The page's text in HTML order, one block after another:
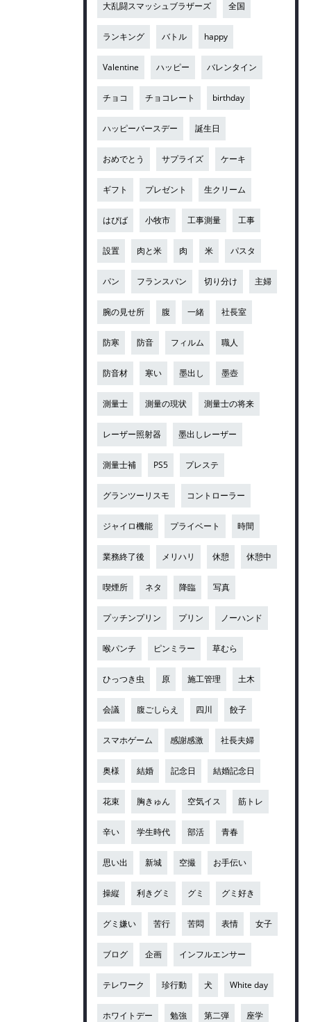
大乱闘スマッシュブラザーズ 全国
ランキング バトル happy
Valentine ハッピー バレンタイン
チョコ チョコレート birthday
ハッピーバースデー 誕生日
おめでとう サプライズ ケーキ
ギフト プレゼント 生クリーム
はぴば 小牧市 工事測量 工事
設置 肉と米 肉 米 パスタ
パン フランスパン 切り分け 主婦
腕の見せ所 腹 一緒 社長室
防寒 防音 フィルム 職人
防音材 寒い 墨出し 墨壺
測量士 測量の現状 測量士の将来
レーザー照射器 墨出しレーザー
測量士補 PS5 プレステ
グランツーリスモ コントローラー
ジャイロ機能 プライベート 時間
業務終了後 メリハリ 休憩 休憩中
喫煙所 ネタ 降臨 写真
プッチンプリン プリン ノーハンド
喉パンチ ピンミラー 草むら
ひっつき虫 原 施工管理 土木
会議 腹ごしらえ 四川 餃子
スマホゲーム 感謝感激 社長夫婦
奥様 結婚 記念日 結婚記念日
花束 胸きゅん 空気イス 筋トレ
辛い 学生時代 部活 青春
思い出 新城 空撮 お手伝い
操縦 利きグミ グミ グミ好き
グミ嫌い 苦行 苦悶 表情 女子
ブログ 企画 インフルエンサー
テレワーク 珍行動 犬 White day
ホワイトデー 勉強 第二弾 座学